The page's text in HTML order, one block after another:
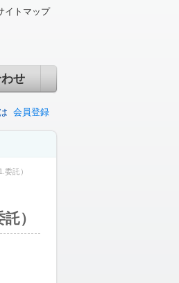
イトマップ
せ
会員登録
託）
）